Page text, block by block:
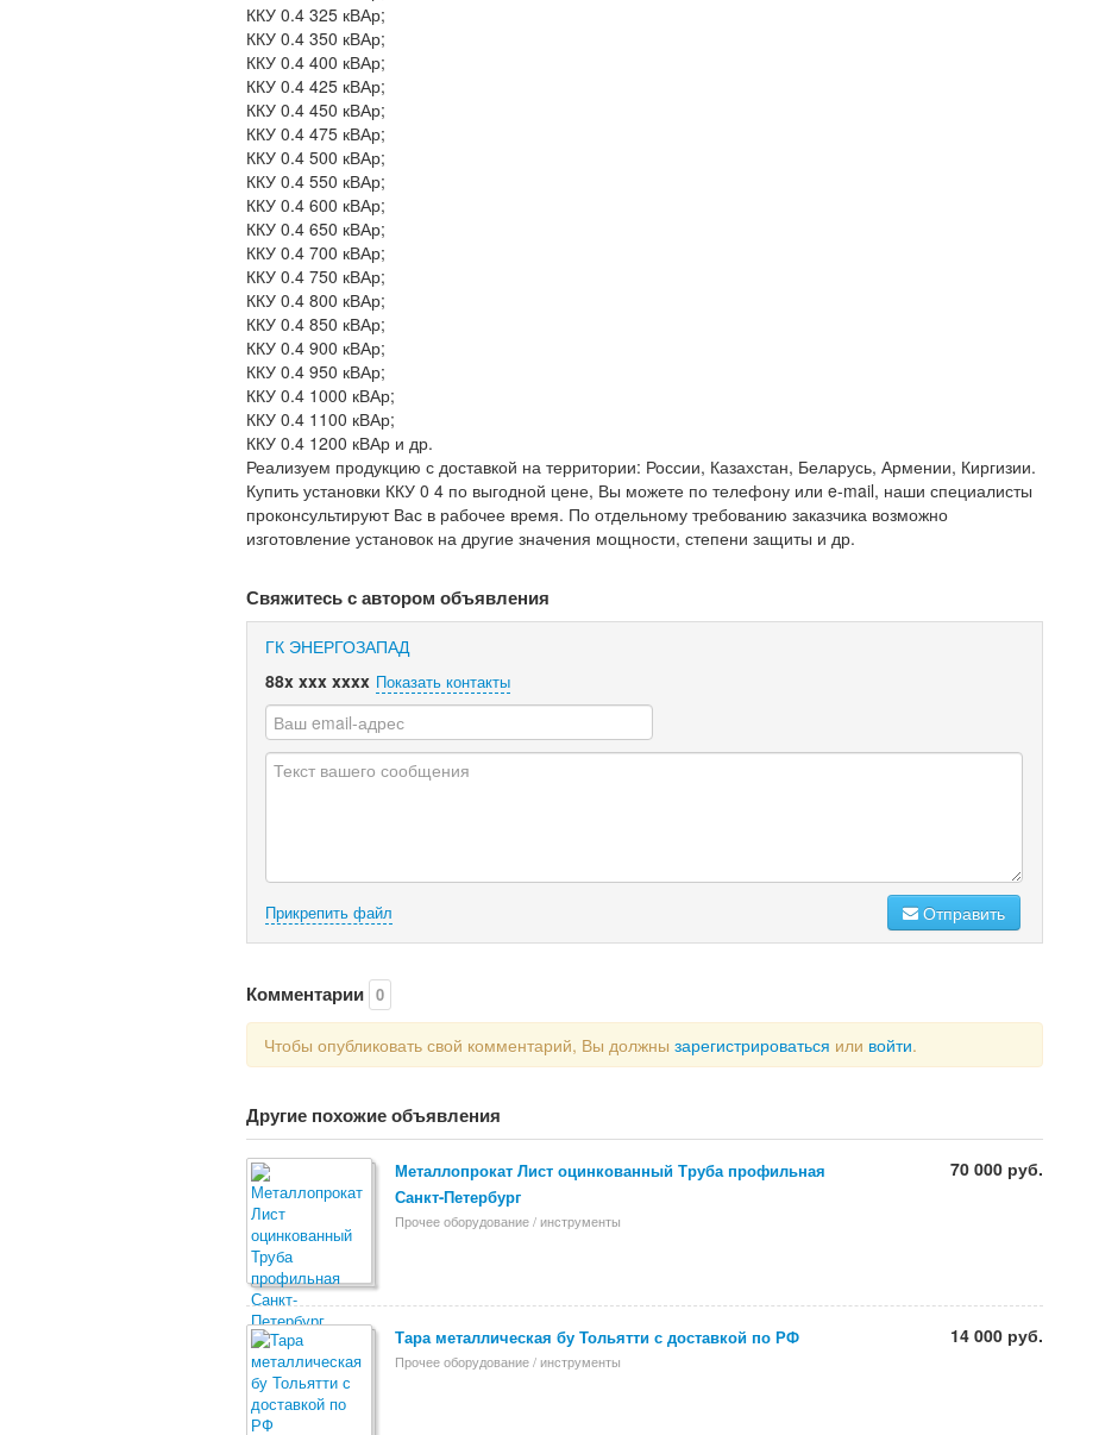
ККУ 0.4 325 кВАр;
ККУ 0.4 350 кВАр;
ККУ 0.4 400 кВАр;
ККУ 0.4 425 кВАр;
ККУ 0.4 450 кВАр;
ККУ 0.4 475 кВАр;
ККУ 0.4 500 кВАр;
ККУ 0.4 550 кВАр;
ККУ 0.4 600 кВАр;
ККУ 0.4 650 кВАр;
ККУ 0.4 700 кВАр;
ККУ 0.4 750 кВАр;
ККУ 0.4 800 кВАр;
ККУ 0.4 850 кВАр;
ККУ 0.4 900 кВАр;
ККУ 0.4 950 кВАр;
ККУ 0.4 1000 кВАр;
ККУ 0.4 1100 кВАр;
ККУ 0.4 1200 кВАр и др.
Реализуем продукцию с доставкой на территории: России, Казахстан, Беларусь, Армении, Киргизии.
Купить установки ККУ 0 4 по выгодной цене, Вы можете по телефону или e-mail, наши специалисты
проконсультируют Вас в рабочее время. По отдельному требованию заказчика возможно
изготовление установок на другие значения мощности, степени защиты и др.
Свяжитесь с автором объявления
ГК ЭНЕРГОЗАПАД
88x xxx xxxx Показать контакты
Прикрепить файл Отправить
Комментарии 0
Чтобы опубликовать свой комментарий, Вы должны зарегистрироваться или войти.
Другие похожие объявления
Металлопрокат Лист оцинкованный Труба профильная
Санкт-Петербург
Прочее оборудование / инструменты
70 000 руб.
Тара металлическая бу Тольятти с доставкой по РФ
Прочее оборудование / инструменты
14 000 руб.